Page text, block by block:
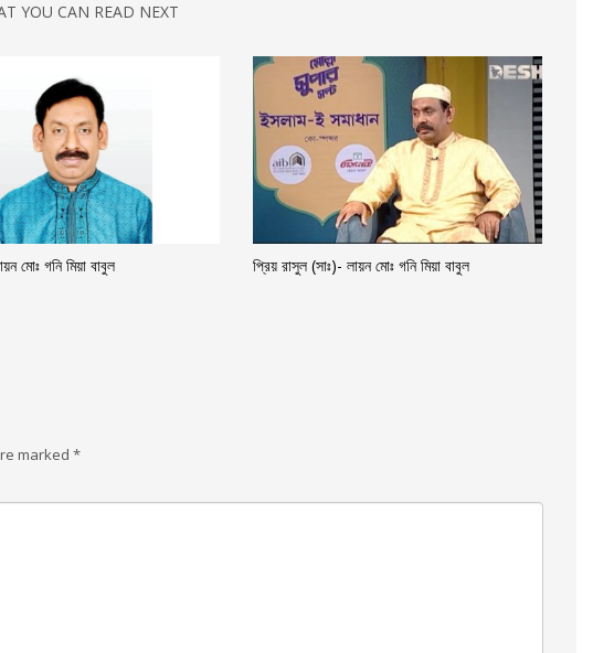
YOU CAN READ NEXT
মোঃ গনি মিয়া বাবুল প্রিয় রাসুল (সাঃ)- লায়ন মোঃ গনি মিয়া বাবুল
marked *